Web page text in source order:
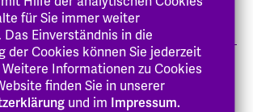
UK, unter Einbeziehung der
und klinische
Dänische Institut für
Pflegeforschung in Zusammenarbeit
für Sie immer weiter
Das Einverständnis in die
der Cookies können Sie jederzeit
Informationen zu Cookies
finden Sie in unserer
und im Impressum.